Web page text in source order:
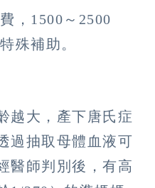
，1500～2500
殊補助。
越大，產下唐氏症
過抽取母體血液可
醫師判別後，有高